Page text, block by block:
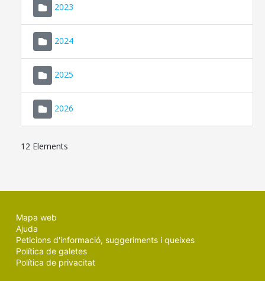
2023
2024
2025
2026
12 Elements
Mapa web
Ajuda
Peticions d'informació, suggeriments i queixes
Política de galetes
Política de privacitat